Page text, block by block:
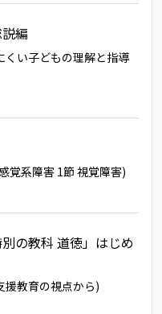
編
くい子どもの理解と指導
覚系障害 1節 視覚障害)
の教科 道徳」はじめ
援教育の視点から)